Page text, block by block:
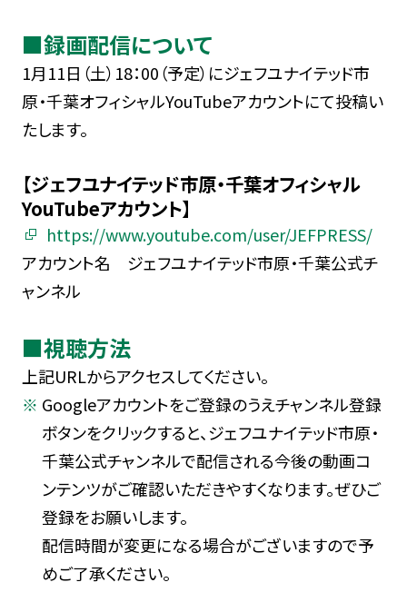
■録画配信について
1月11日（土）18：00（予定）にジェフユナイテッド市
原・千葉オフィシャルYouTubeアカウントにて投稿い
たします。
【ジェフユナイテッド市原・千葉オフィシャル
YouTubeアカウント】
https://www.youtube.com/user/JEFPRESS/
アカウント名 ジェフユナイテッド市原・千葉公式チ
ャンネル
■視聴方法
上記URLからアクセスしてください。
Googleアカウントをご登録のうえチャンネル登録
ボタンをクリックすると、ジェフユナイテッド市原・
千葉公式チャンネルで配信される今後の動画コ
ンテンツがご確認いただきやすくなります。ぜひご
登録をお願いします。
配信時間が変更になる場合がございますので予
めご了承ください。